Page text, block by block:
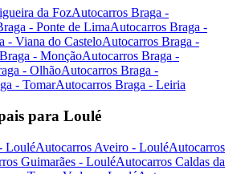
da FozAutocarros Braga -
- Ponte de LimaAutocarros Braga -
- Viana do CasteloAutocarros Braga -
- MonçãoAutocarros Braga -
- OlhãoAutocarros Braga -
- TomarAutocarros Braga - Leiria
para Loulé
LouléAutocarros Aveiro - LouléAutocarros
Guimarães - LouléAutocarros Caldas da